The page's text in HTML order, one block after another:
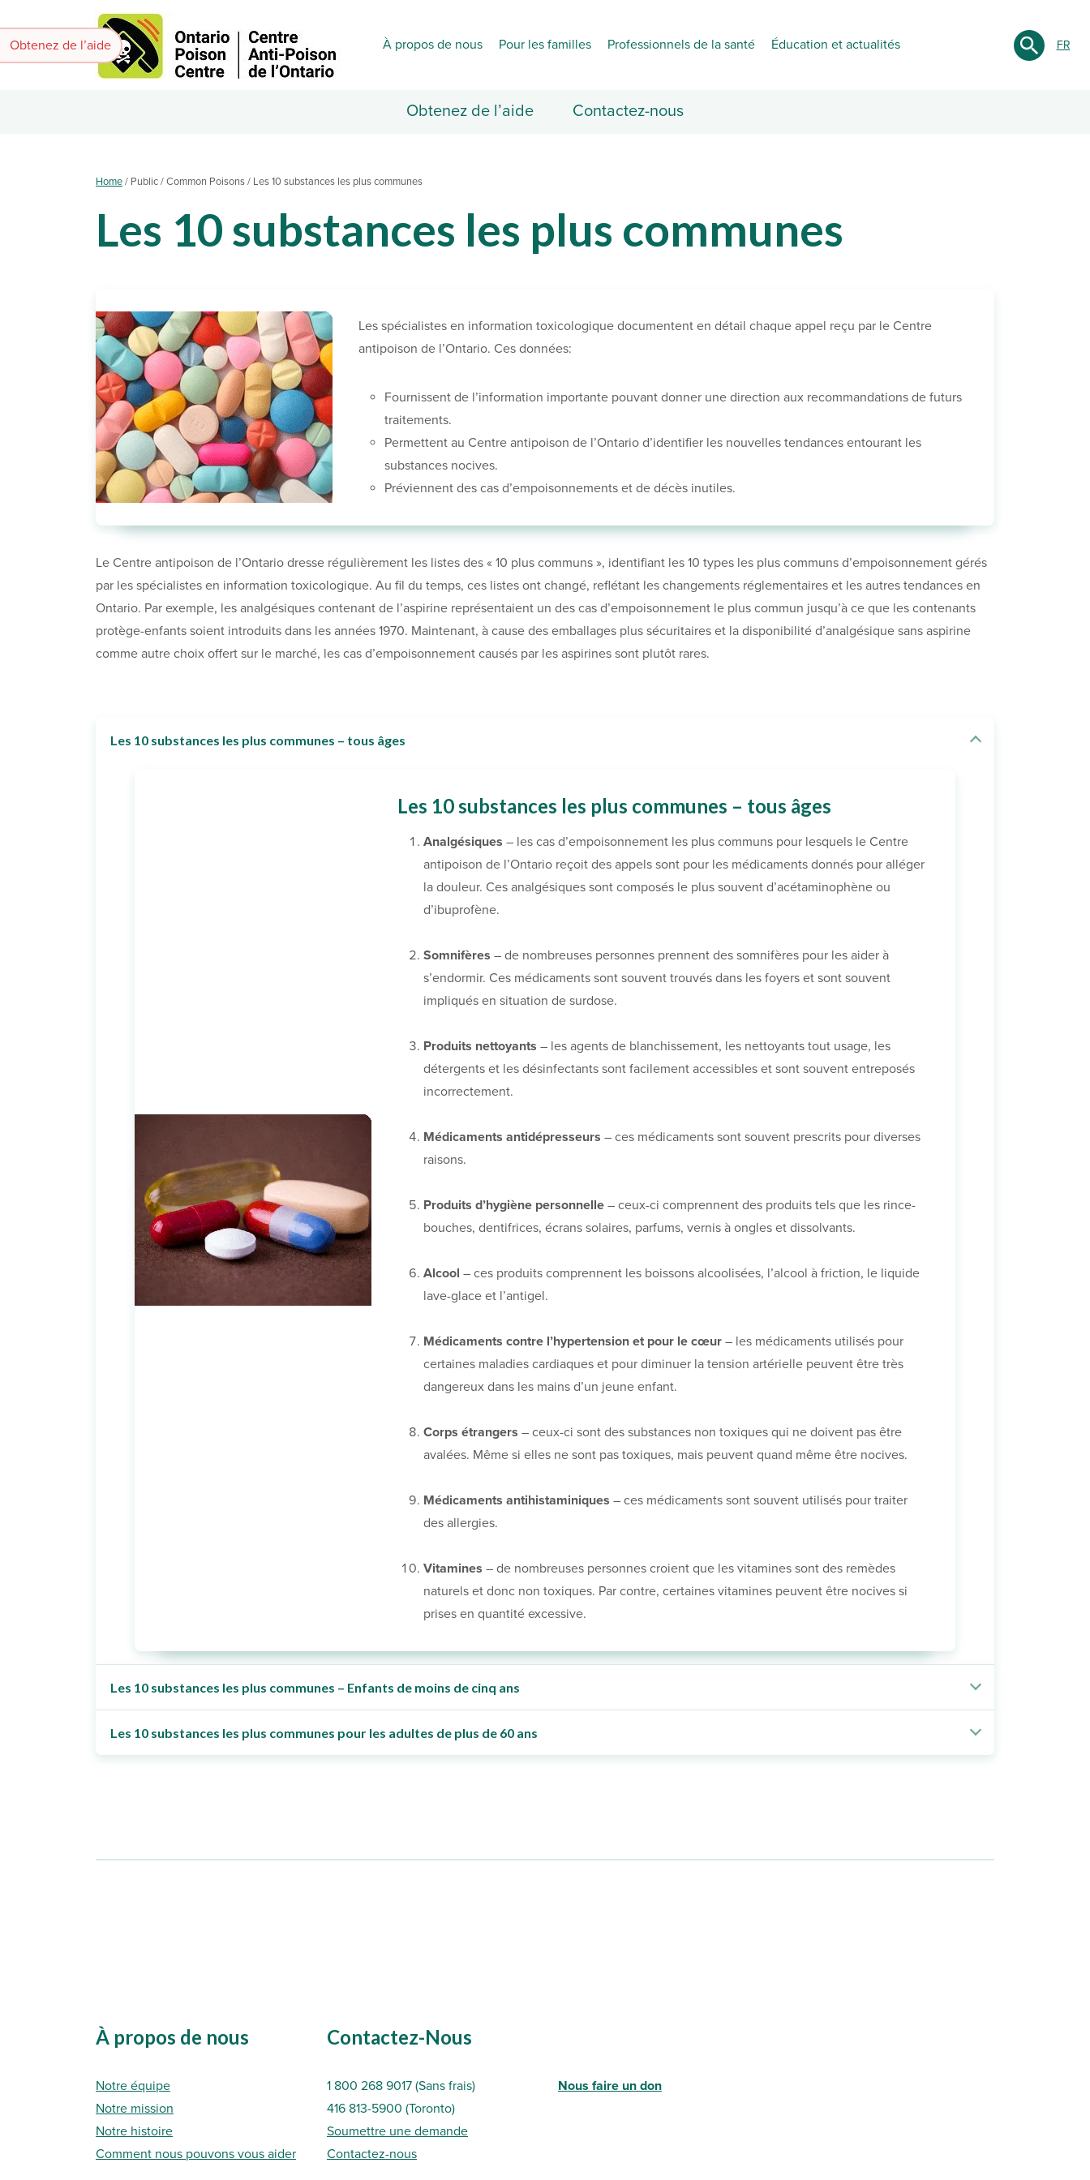
Obtenez de l’aide À propos de nous Pour les familles Professionnels de la santé Éducation et actualités FR
Obtenez de l’aide Contactez-nous
Home/ Public /Common Poisons / Les 10 substances les plus communes
Les 10 substances les plus communes
Les spécialistes en information toxicologique documentent en détail chaque appel reçu par le Centre
antipoison de l’Ontario. Ces données:
Fournissent de l’information importante pouvant donner une direction aux recommandations de futurs
traitements.
Permettent au Centre antipoison de l’Ontario d’identifier les nouvelles tendances entourant les
substances nocives.
Préviennent des cas d’empoisonnements et de décès inutiles.
Le Centre antipoison de l’Ontario dresse régulièrement les listes des « 10 plus communs », identifiant les 10 types les plus communs d’empoisonnement gérés
par les spécialistes en information toxicologique. Au fil du temps, ces listes ont changé, reflétant les changements réglementaires et les autres tendances en
Ontario. Par exemple, les analgésiques contenant de l’aspirine représentaient un des cas d’empoisonnement le plus commun jusqu’à ce que les contenants
protège-enfants soient introduits dans les années 1970. Maintenant, à cause des emballages plus sécuritaires et la disponibilité d’analgésique sans aspirine
comme autre choix offert sur le marché, les cas d’empoisonnement causés par les aspirines sont plutôt rares.
Les 10 substances les plus communes – tous âges
Les 10 substances les plus communes – tous âges
Analgésiques – les cas d’empoisonnement les plus communs pour lesquels le Centre
antipoison de l’Ontario reçoit des appels sont pour les médicaments donnés pour alléger
la douleur. Ces analgésiques sont composés le plus souvent d’acétaminophène ou
d’ibuprofène.
Somnifères – de nombreuses personnes prennent des somnifères pour les aider à
s’endormir. Ces médicaments sont souvent trouvés dans les foyers et sont souvent
impliqués en situation de surdose.
Produits nettoyants – les agents de blanchissement, les nettoyants tout usage, les
détergents et les désinfectants sont facilement accessibles et sont souvent entreposés
incorrectement.
Médicaments antidépresseurs – ces médicaments sont souvent prescrits pour diverses
raisons.
Produits d’hygiène personnelle – ceux-ci comprennent des produits tels que les rince-
bouches, dentifrices, écrans solaires, parfums, vernis à ongles et dissolvants.
Alcool – ces produits comprennent les boissons alcoolisées, l’alcool à friction, le liquide
lave-glace et l’antigel.
Médicaments contre l’hypertension et pour le cœur – les médicaments utilisés pour
certaines maladies cardiaques et pour diminuer la tension artérielle peuvent être très
dangereux dans les mains d’un jeune enfant.
Corps étrangers – ceux-ci sont des substances non toxiques qui ne doivent pas être
avalées. Même si elles ne sont pas toxiques, mais peuvent quand même être nocives.
Médicaments antihistaminiques – ces médicaments sont souvent utilisés pour traiter
des allergies.
Vitamines – de nombreuses personnes croient que les vitamines sont des remèdes
naturels et donc non toxiques. Par contre, certaines vitamines peuvent être nocives si
prises en quantité excessive.
Les 10 substances les plus communes – Enfants de moins de cinq ans
Les 10 substances les plus communes pour les adultes de plus de 60 ans
À propos de nous
Notre équipe
Notre mission
Notre histoire
Comment nous pouvons vous aider
Contactez-Nous
1 800 268 9017 (Sans frais)
416 813-5900 (Toronto)
Soumettre une demande
Contactez-nous
Nous faire un don